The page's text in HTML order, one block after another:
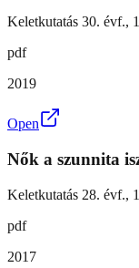
Keletkutatás 30. évf.,
pdf
2019
Open
Nők a szunnita
Keletkutatás 28. évf.,
pdf
2017